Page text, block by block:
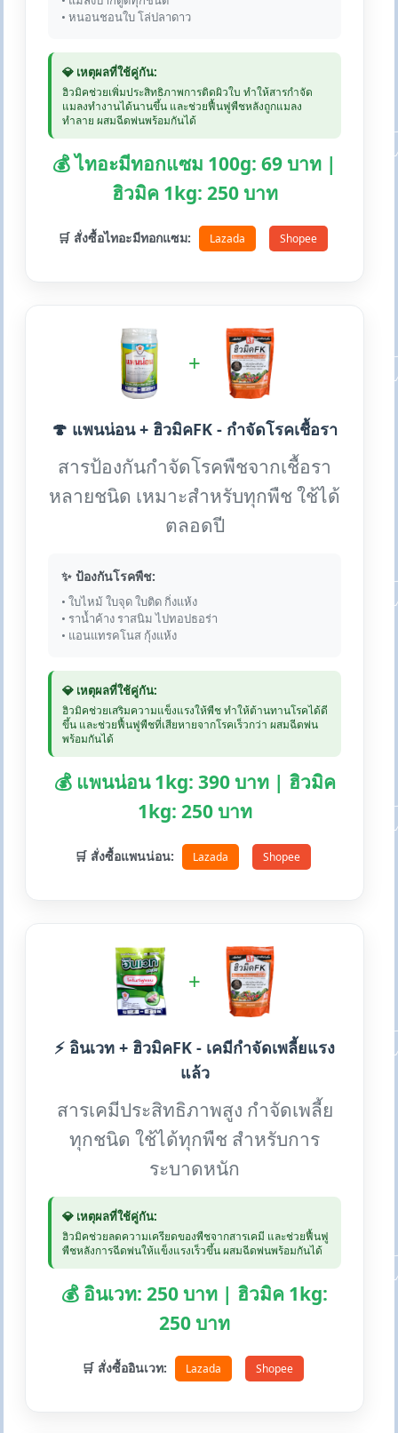
• หนอนชอนใบ โล่ปลาดาว
💎 เหตุผลที่ใช้คู่กัน:
ฮิวมิคช่วยเพิ่มประสิทธิภาพการติดผิวใบ ทำให้สารกำจัด
แมลงทำงานได้นานขึ้น และช่วยฟื้นฟูพืชหลังถูกแมลง
ทำลาย ผสมฉีดพ่นพร้อมกันได้
💰 ไทอะมีทอกแซม 100g: 69 บาท |
ฮิวมิค 1kg: 250 บาท
🛒 สั่งซื้อไทอะมีทอกแซม: Lazada Shopee
+
🍄 แพนน่อน + ฮิวมิคFK - กำจัดโรคเชื้อรา
สารป้องกันกำจัดโรคพืชจากเชื้อรา
หลายชนิด เหมาะสำหรับทุกพืช ใช้ได้
ตลอดปี
✨ ป้องกันโรคพืช:
• ใบไหม้ ใบจุด ใบติด กิ่งแห้ง
• ราน้ำค้าง ราสนิม ไปทอปธอร่า
• แอนแทรคโนส กุ้งแห้ง
💎 เหตุผลที่ใช้คู่กัน:
ฮิวมิคช่วยเสริมความแข็งแรงให้พืช ทำให้ต้านทานโรคได้ดี
ขึ้น และช่วยฟื้นฟูพืชที่เสียหายจากโรคเร็วกว่า ผสมฉีดพ่น
พร้อมกันได้
💰 แพนน่อน 1kg: 390 บาท | ฮิวมิค
1kg: 250 บาท
🛒 สั่งซื้อแพนน่อน: Lazada Shopee
+
⚡ อินเวท + ฮิวมิคFK - เคมีกำจัดเพลี้ยแรง
แล้ว
สารเคมีประสิทธิภาพสูง กำจัดเพลี้ย
ทุกชนิด ใช้ได้ทุกพืช สำหรับการ
ระบาดหนัก
💎 เหตุผลที่ใช้คู่กัน:
ฮิวมิคช่วยลดความเครียดของพืชจากสารเคมี และช่วยฟื้นฟู
พืชหลังการฉีดพ่นให้แข็งแรงเร็วขึ้น ผสมฉีดพ่นพร้อมกันได้
💰 อินเวท: 250 บาท | ฮิวมิค 1kg:
250 บาท
🛒 สั่งซื้ออินเวท: Lazada Shopee